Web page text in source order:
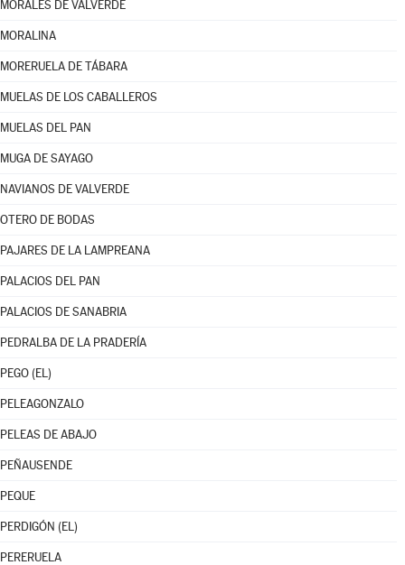
MORALES DE VALVERDE
MORALINA
MORERUELA DE TÁBARA
MUELAS DE LOS CABALLEROS
MUELAS DEL PAN
MUGA DE SAYAGO
NAVIANOS DE VALVERDE
OTERO DE BODAS
PAJARES DE LA LAMPREANA
PALACIOS DEL PAN
PALACIOS DE SANABRIA
PEDRALBA DE LA PRADERÍA
PEGO (EL)
PELEAGONZALO
PELEAS DE ABAJO
PEÑAUSENDE
PEQUE
PERDIGÓN (EL)
PERERUELA